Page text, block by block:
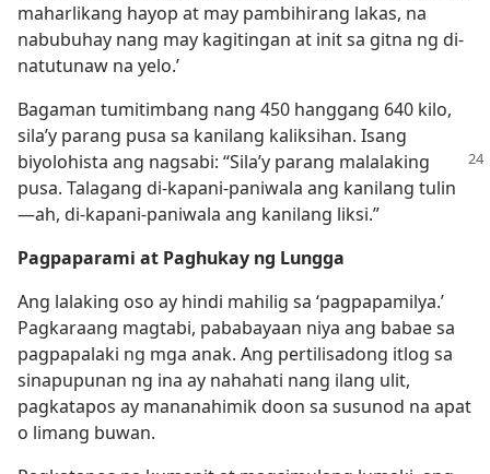
maharlikang hayop at may pambihirang lakas, na
nabubuhay nang may kagitingan at init sa gitna ng di-
natutunaw na yelo.’
Bagaman tumitimbang nang 450 hanggang 640 kilo,
sila’y parang pusa sa kanilang kaliksihan. Isang
biyolohista ang nagsabi: “Sila’y parang malalaking
pusa. Talagang di-kapani-paniwala ang kanilang tulin​
—ah, di-kapani-paniwala ang kanilang liksi.”
Pagpaparami at Paghukay ng Lungga
Ang lalaking oso ay hindi mahilig sa ‘pagpapamilya.’
Pagkaraang magtabi, pababayaan niya ang babae sa
pagpapalaki ng mga anak. Ang pertilisadong itlog sa
sinapupunan ng ina ay nahahati nang ilang ulit,
pagkatapos ay mananahimik doon sa susunod na apat
o limang buwan.